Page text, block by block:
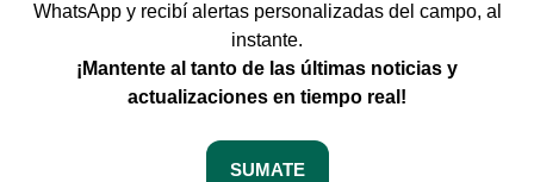
WhatsApp y recibí alertas personalizadas del campo, al
instante.
¡Mantente al tanto de las últimas noticias y
actualizaciones en tiempo real!
SUMATE